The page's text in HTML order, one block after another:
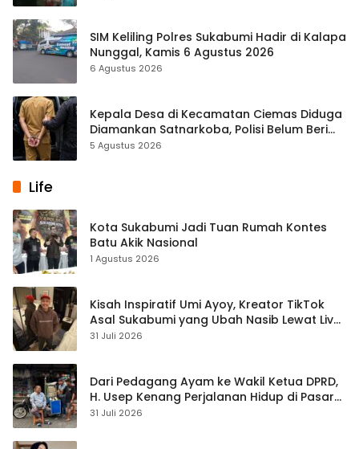
SIM Keliling Polres Sukabumi Hadir di Kalapa
Nunggal, Kamis 6 Agustus 2026
6 Agustus 2026
Kepala Desa di Kecamatan Ciemas Diduga
Diamankan Satnarkoba, Polisi Belum Beri
Penjelasan Resmi
5 Agustus 2026
Life
Kota Sukabumi Jadi Tuan Rumah Kontes
Batu Akik Nasional
1 Agustus 2026
Kisah Inspiratif Umi Ayoy, Kreator TikTok
Asal Sukabumi yang Ubah Nasib Lewat Live
Streaming
31 Juli 2026
Dari Pedagang Ayam ke Wakil Ketua DPRD,
H. Usep Kenang Perjalanan Hidup di Pasar
Cisaat
31 Juli 2026